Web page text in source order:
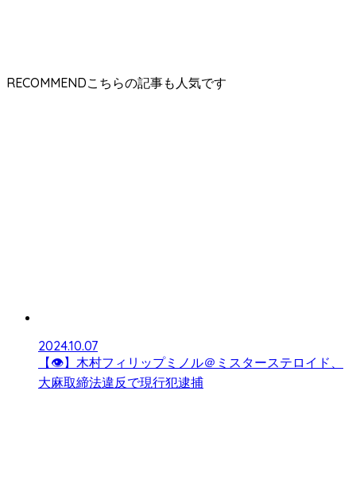
RECOMMEND
2024.10.07
【👁】木村フィリップミノル＠ミスターステロイド、
大麻取締法違反で現行犯逮捕